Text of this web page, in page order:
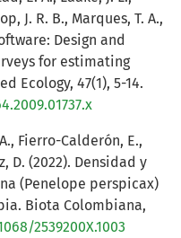
J. R. B., Marques, T. A.,
Design and
for estimating
Ecology, 47(1), 5-14.
Fierro-Calderón, E.,
D. (2022). Densidad y
(Penelope perspicax)
Biota Colombiana,
2539200X.1003